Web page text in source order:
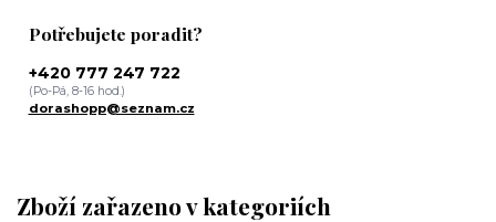
Zboží zařazeno v kategoriích
Potřebujete poradit?
+420 777 247 722
(Po-Pá, 8-16 hod.)
dorashopp@seznam.cz